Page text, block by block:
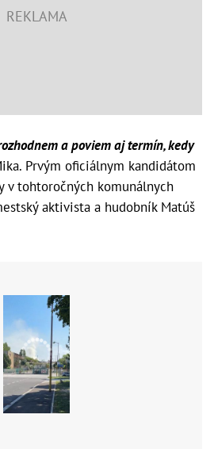
a poviem aj termín, kedy
Prvým oficiálnym kandidátom
v tohtoročných komunálnych
aktivista a hudobník Matúš